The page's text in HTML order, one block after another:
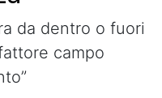
da dentro o fuori
campo